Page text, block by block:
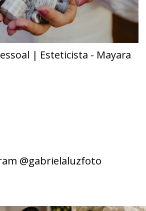
| Esteticista - Mayara
@gabrielaluzfoto